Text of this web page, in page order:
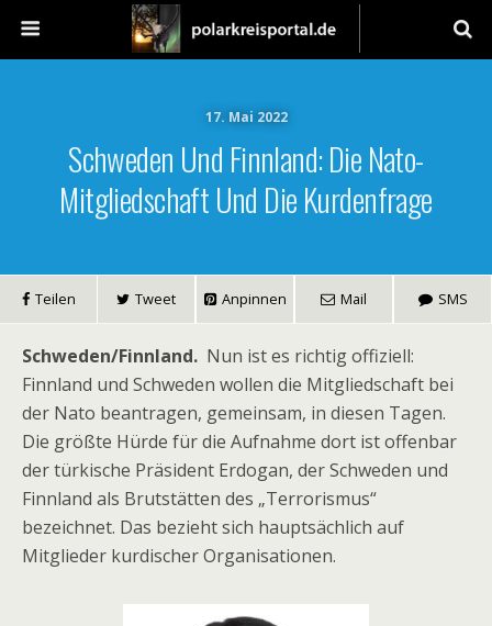
17. Mai 2022
Schweden Und Finnland: Die Nato-
Mitgliedschaft Und Die Kurdenfrage
Teilen Tweet Anpinnen Mail SMS
Schweden/Finnland. Nun ist es richtig offiziell:
Finnland und Schweden wollen die Mitgliedschaft bei
der Nato beantragen, gemeinsam, in diesen Tagen.
Die größte Hürde für die Aufnahme dort ist offenbar
der türkische Präsident Erdogan, der Schweden und
Finnland als Brutstätten des „Terrorismus“
bezeichnet. Das bezieht sich hauptsächlich auf
Mitglieder kurdischer Organisationen.